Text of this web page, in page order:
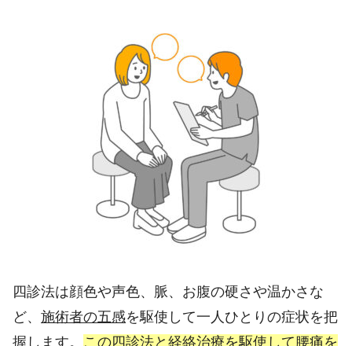
四診法は顔色や声色、脈、お腹の硬さや温かさな
ど、 施術者の五感を駆使して一人ひとりの症状を把
握します。 この四診法と経絡治療を駆使して腰痛を